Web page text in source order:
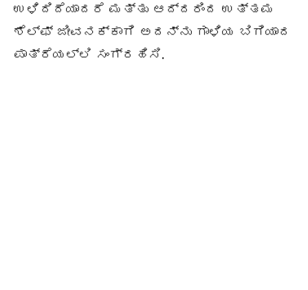
ಉಳಿದಿದೆಯಾದರೆ ಮತ್ತು ಆದ್ದರಿಂದ ಉತ್ತಮ
ಶೆಲ್ಫ್ ಜೀವನಕ್ಕಾಗಿ ಅದನ್ನು ಗಾಳಿಯ ಬಿಗಿಯಾದ
ಪಾತ್ರೆಯಲ್ಲಿ ಸಂಗ್ರಹಿಸಿ.